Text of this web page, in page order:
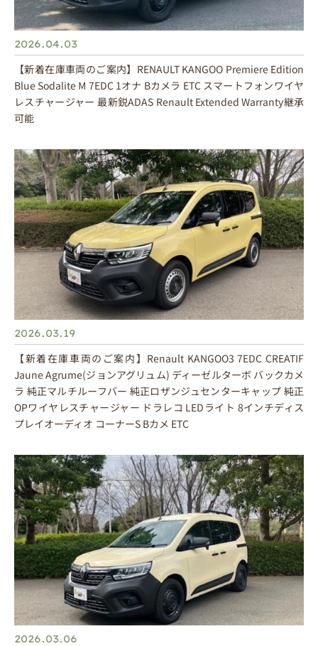
2026.04.03
【新着在庫車両のご案内】RENAULT KANGOO Premiere Edition
Blue Sodalite M 7EDC 1オナ Bカメラ ETC スマートフォンワイヤ
レスチャージャー 最新鋭ADAS Renault Extended Warranty継承
可能
2026.03.19
【新着在庫車両のご案内】Renault KANGOO3 7EDC CREATIF
Jaune Agrume(ジョンアグリュム) ディーゼルターボ バックカメ
ラ 純正マルチルーフバー 純正ロザンジュセンターキャップ 純正
OPワイヤレスチャージャー ドラレコ LEDライト 8インチディス
プレイオーディオ コーナーS Bカメ ETC
2026.03.06